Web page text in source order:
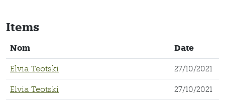
Items
Nom Date
Elvia Teotski 27/10/2021
Elvia Teotski 27/10/2021